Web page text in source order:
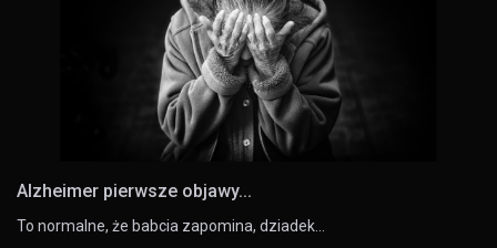
Alzheimer pierwsze objawy...
To normalne, że babcia zapomina, dziadek…